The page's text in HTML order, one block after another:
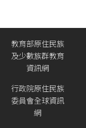
教育部原住民族
及少數族群教育
資訊網
行政院原住民族
委員會全球資訊
網